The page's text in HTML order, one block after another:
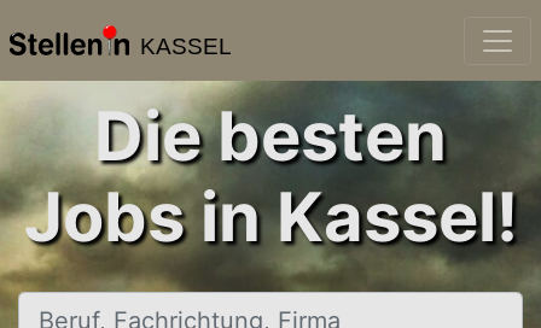
KASSEL
Die besten
Jobs in Kassel!
Beruf, Fachrichtung, Firma